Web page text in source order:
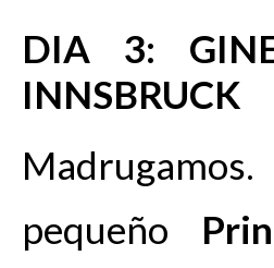
DIA 3:
INNSBRUCK
pequeño